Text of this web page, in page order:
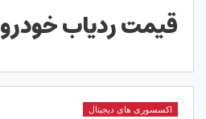
قیمت ردیاب خودرو
اکسسوری های دیجیتال